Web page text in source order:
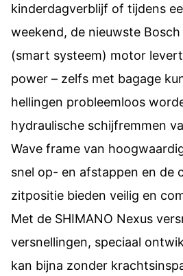
kinderdagverblijf of tijdens
weekend, de nieuwste
(smart systeem) motor
power – zelfs met bagage
hellingen probleemloos
hydraulische schijfremmen
Wave frame van
snel op- en afstappen en de
zitpositie bieden veilig en
Met de SHIMANO Nexus
versnellingen, speciaal
kan bijna zonder